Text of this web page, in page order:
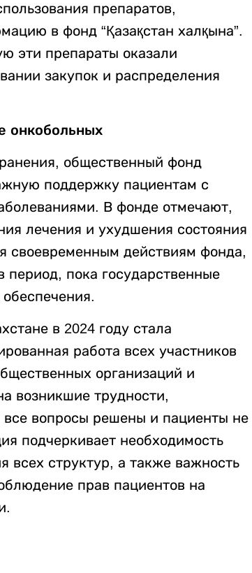
препаратов,
в фонд “Қазақстан халқына”.
эти препараты оказали
закупок и распределения
онкобольных
общественный фонд
поддержку пациентам с
В фонде отмечают,
лечения и ухудшения состояния
своевременным действиям фонда,
пока государственные
в 2024 году стала
работа всех участников
организаций и
возникшие трудности,
все вопросы решены и пациенты не
подчеркивает необходимость
всех структур, а также важность
прав пациентов на